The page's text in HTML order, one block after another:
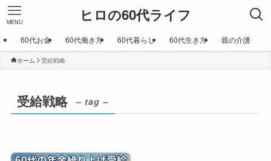
ヒロの60代ライフ
MENU
60代お金 60代働き方 60代暮らし 60代生き方 親の介護
ホーム 受給戦略
受給戦略 – tag –